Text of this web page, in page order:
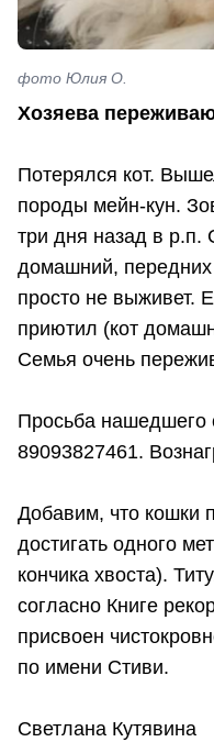
фото Юлия О.
Хозяева
Потерялся кот.
породы мейн-кун.
три дня назад в р.п.
домашний, передних
просто не выживет.
приютил (кот
Семья очень
Просьба нашедшего
89093827461.
Добавим, что кошки
достигать одного
кончика хвоста).
согласно Книге
присвоен
по имени Стиви.
Светлана Кутявина